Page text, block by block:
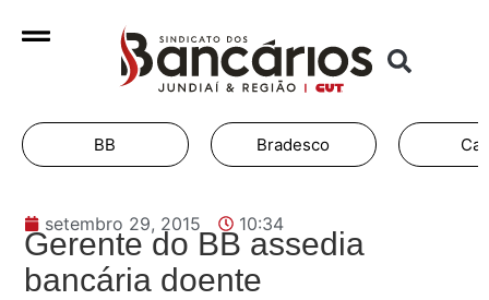
BB Bradesco
setembro 29, 2015 10:34
Gerente do BB assedia
bancária doente